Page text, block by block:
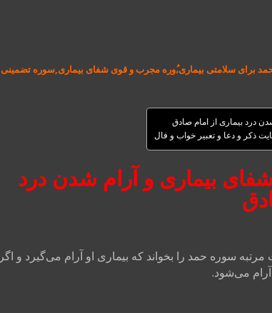
برای سلامتی بیماری,ُوره مجرب و قوی شفای بیماری,سوره تضمینی
درد بیماری از امام صادق
ذکر و دعا و تعبیر خواب و فال
بیماری و آرام شدن درد
سوره حمد را بخواند که بیماری او آرام می‌گیرد و اگر
آرام می‌شود.